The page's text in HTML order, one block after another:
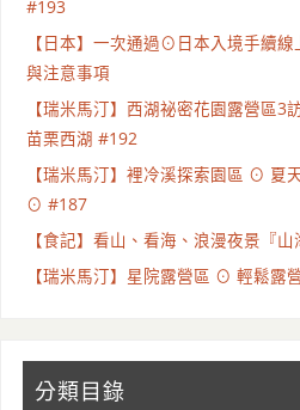
#193
【日本】一次通過⊙日本入境手續
與注意事項
【瑞米馬汀】西湖祕密花園露營區
苗栗西湖 #192
【瑞米馬汀】裡冷溪探索園區 ⊙ 夏
⊙ #187
【食記】看山、看海、浪漫夜景『
【瑞米馬汀】星院露營區 ⊙ 輕鬆
分類目錄